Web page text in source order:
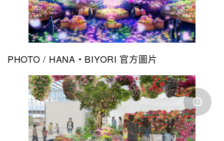
PHOTO / HANA・BIYORI 官方圖片